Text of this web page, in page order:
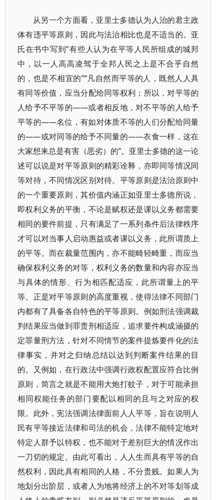
从另一个方面看，亚里士多德认为人治的君主政
体有违平等原则，因此与法治相比也是不适当的。亚
氏在书中写到“有些人认为在平等人民所组成的城邦
中，以一人高高凌驾于全邦人民之上是不合乎自然
的，也是不相宜的”“凡自然而平等的人，既然人人具
有同等价值，应当分配给同等权利；所以，对平等的
人给予不平等的——或者相反地，对不平等的人给予
平等的——名位，有如对体质不等的人们分配给同量
的——或对同等的给予不同量的——衣食一样，这在
大家想来总是有害（恶劣）的”。亚里士多德的这一论
述可以说是对平等原则的精彩诠释，亦即同等情况同
等对待，不同情况区别对待。平等原则是法治原则中
的一个重要原则，其价值内涵正如亚里士多德所说，
即权利义务的平衡，不论是赋权还是课以义务都需要
相同的要件前提，只有满足了一系列条件后法律秩序
才可以对当事人启动惠益或者课以义务，此所谓质上
的平等。而在裁量范围内，亦不能畸轻畸重，而应当
确保权利义务的对等，权利义务的数量和内容亦应当
与具体的情形、行为相匹配适应，此所谓量上的平
等。正是对平等原则的高度重视，使得法律不同部门
内都有了具备各自特色的平等原则。例如刑法强调裁
判结果应当做到罪责刑相适应，追求要件构成涵摄的
定罪量刑方法，针对不同情节的案件提炼要件化的法
律事实，并对之归纳总结以达到判断案件结果的目
的。又例如，在行政法中强调行政权配置应符合比例
原则，简言之就是不能用大炮打蚊子，对于可能承担
相同权能任务的部门要配以相同的且与之对应的权
限。此外，宪法强调法律面前人人平等，旨在说明人
民有平等接近法律和司法的机会，法律不能特定地对
特定人群予以特权，也不能对于差别巨大的情况作出
一刀切的规定。由此可看出，人人生而具有平等的自
然权利，因此具有相同的人格，不分贵贱。如果人为
地划分出阶层，或者人为地将经济上的不对等划等成